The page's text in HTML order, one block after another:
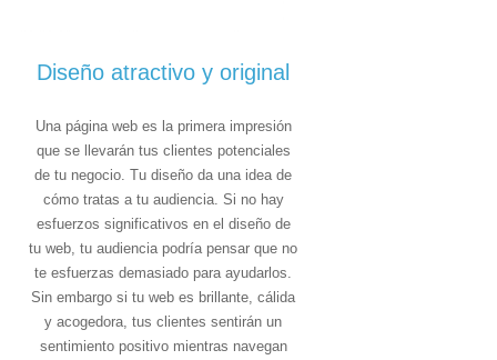
Diseño atractivo y original
Una página web es la primera impresión
que se llevarán tus clientes potenciales
de tu negocio. Tu diseño da una idea de
cómo tratas a tu audiencia. Si no hay
esfuerzos significativos en el diseño de
tu web, tu audiencia podría pensar que no
te esfuerzas demasiado para ayudarlos.
Sin embargo si tu web es brillante, cálida
y acogedora, tus clientes sentirán un
sentimiento positivo mientras navegan